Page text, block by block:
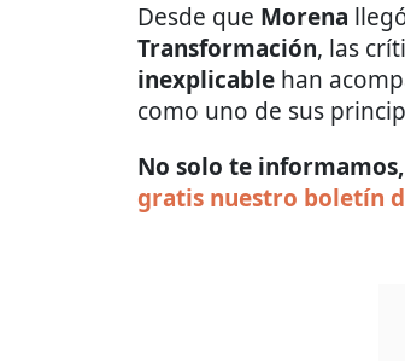
Desde que Morena
Transformación, las
inexplicable han
como uno de sus
No solo te
gratis nuestro boletín